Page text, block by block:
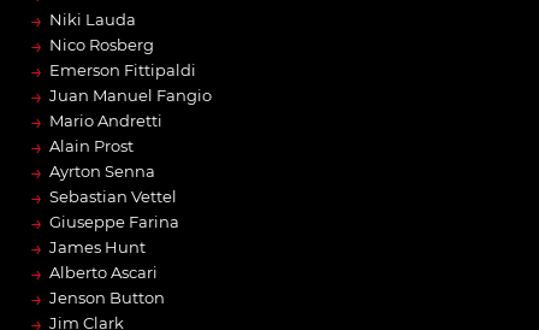
→ Niki Lauda
→ Nico Rosberg
→ Emerson Fittipaldi
→ Juan Manuel Fangio
→ Mario Andretti
→ Alain Prost
→ Ayrton Senna
→ Sebastian Vettel
→ Giuseppe Farina
→ James Hunt
→ Alberto Ascari
→ Jenson Button
→ Jim Clark